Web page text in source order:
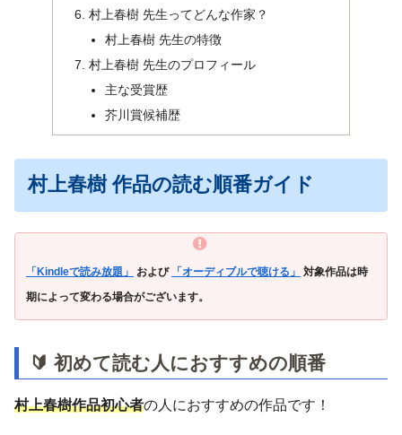
村上春樹 先生ってどんな作家？
村上春樹 先生の特徴
村上春樹 先生のプロフィール
主な受賞歴
芥川賞候補歴
村上春樹 作品の読む順番ガイド
「Kindleで読み放題」 および 「オーディブルで聴ける」
対象作品は時
期によって変わる場合がございます。
🔰 初めて読む人におすすめの順番
村上春樹作品初心者の人におすすめの作品です！